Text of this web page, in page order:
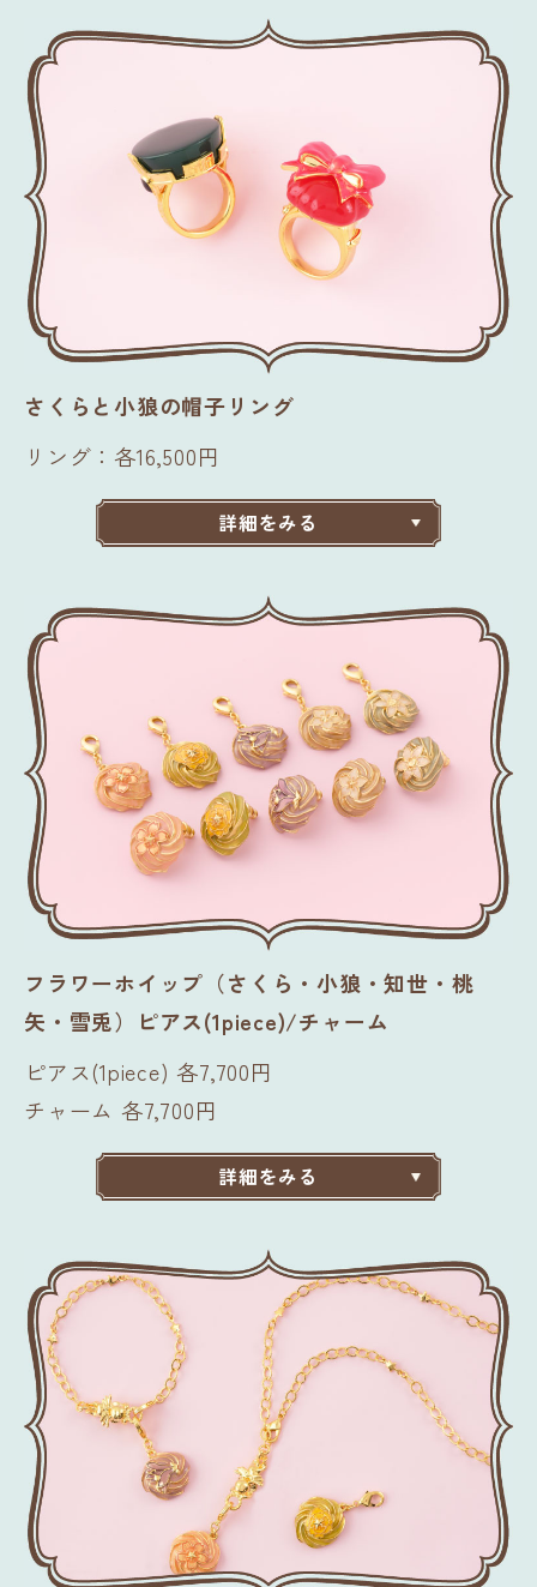
さくらと小狼の帽子リング
リング：各16,500円
詳細をみる
フラワーホイップ（さくら・小狼・知世・桃
矢・雪兎）ピアス(1piece)/チャーム
ピアス(1piece) 各7,700円
チャーム 各7,700円
詳細をみる